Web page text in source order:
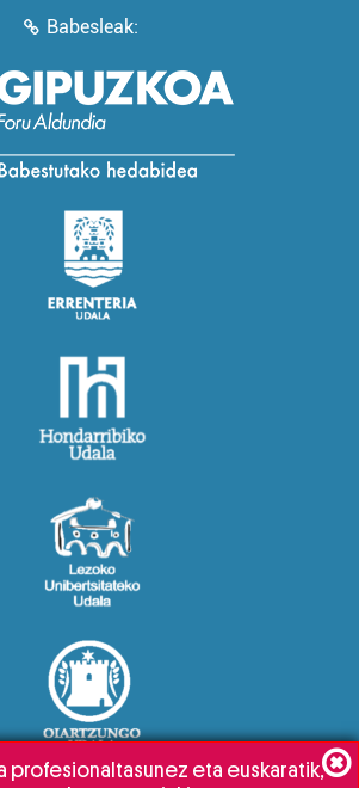
Babesleak:
profesionaltasunez eta euskaratik,